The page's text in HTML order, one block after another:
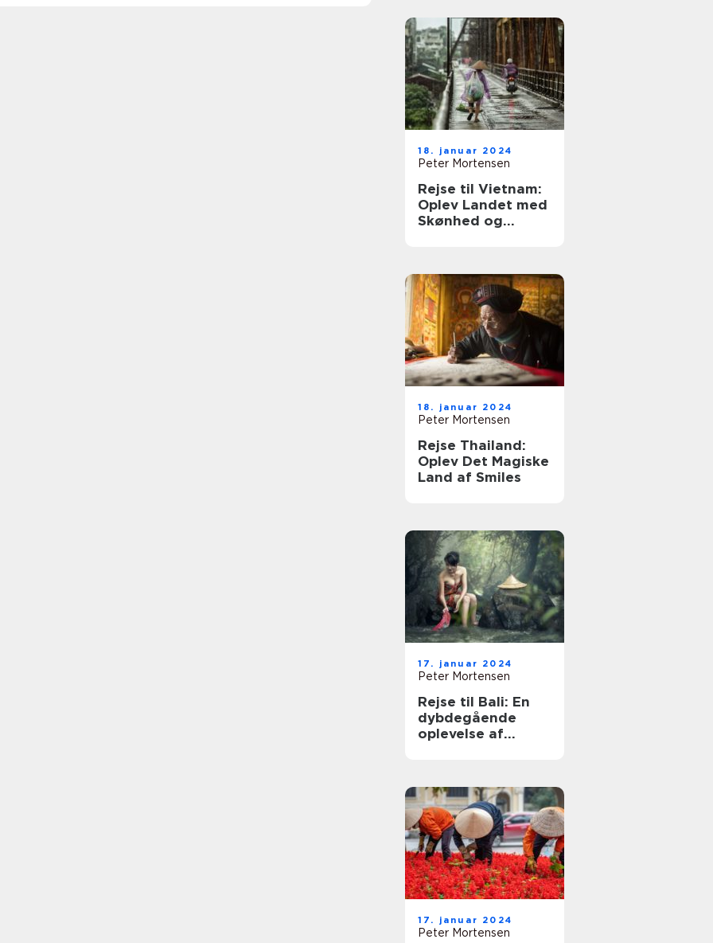
18. januar 2024
Peter Mortensen
Rejse til Vietnam:
Oplev Landet med
Skønhed og
18. januar 2024
Peter Mortensen
Rejse Thailand:
Oplev Det Magiske
Land af Smiles
17. januar 2024
Peter Mortensen
Rejse til Bali: En
dybdegående
oplevelse af
17. januar 2024
Peter Mortensen